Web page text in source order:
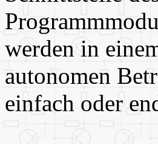
werden in
autonomen
einfach oder